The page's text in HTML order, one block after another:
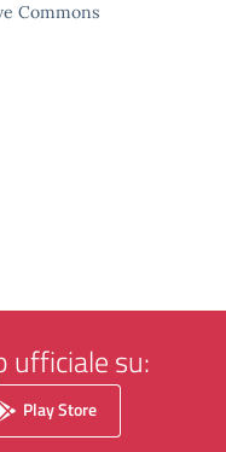
Commons
ufficiale su:
Play Store